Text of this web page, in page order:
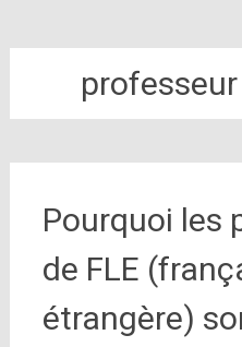
Pourquoi les
de FLE
étrangère)